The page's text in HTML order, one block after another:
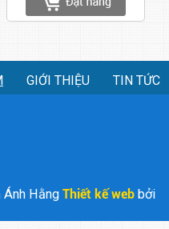
GIỚI THIỆU TIN TỨC
Ánh Hằng Thiết kế web bởi